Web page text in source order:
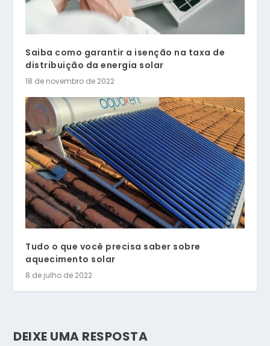
Saiba como garantir a isenção na taxa de
distribuição da energia solar
18 de novembro de 2022
Tudo o que você precisa saber sobre
aquecimento solar
8 de julho de 2022
DEIXE UMA RESPOSTA